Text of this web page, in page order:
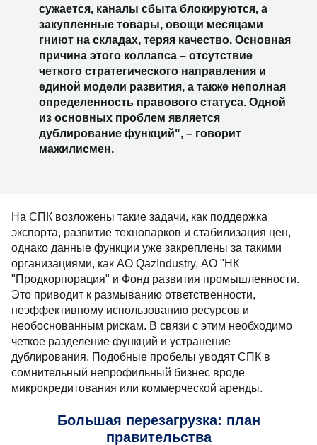
сужается, каналы сбыта блокируются, а
закупленные товары, овощи месяцами
гниют на складах, теряя качество. Основная
причина этого коллапса – отсутствие
четкого стратегического направления и
единой модели развития, а также неполная
определенность правового статуса. Одной
из основных проблем является
дублирование функций", – говорит
мажилисмен.
На СПК возложены такие задачи, как поддержка
экспорта, развитие технопарков и стабилизация цен,
однако данные функции уже закреплены за такими
организациями, как АО QazIndustry, АО "НК
"Продкорпорация" и Фонд развития промышленности.
Это приводит к размыванию ответственности,
неэффективному использованию ресурсов и
необоснованным рискам. В связи с этим необходимо
четкое разделение функций и устранение
дублирования. Подобные пробелы уводят СПК в
сомнительный непрофильный бизнес вроде
микрокредитования или коммерческой аренды.
Большая перезагрузка: план
правительства